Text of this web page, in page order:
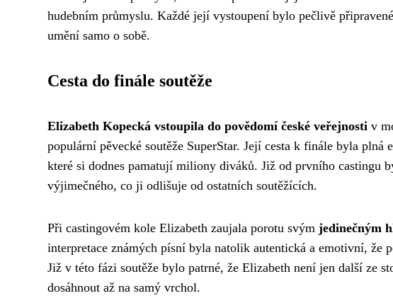
hudebním průmyslu. Každé její vystoupení bylo pečlivě
umění samo o sobě.
Cesta do finále soutěže
Elizabeth Kopecká vstoupila do povědomí české veřejnosti v
populární pěvecké soutěže SuperStar. Její cesta k finále byla
které si dodnes pamatují miliony diváků. Již od prvního castingu
výjimečného, co ji odlišuje od ostatních soutěžících.
Při castingovém kole Elizabeth zaujala porotu svým jedinečným
interpretace známých písní byla natolik autentická a emotivní,
Již v této fázi soutěže bylo patrné, že Elizabeth není jen další ze
dosáhnout až na samý vrchol.